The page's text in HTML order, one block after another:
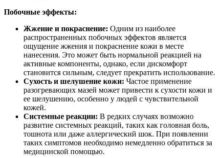
Побочные эффекты:
Жжение и покраснение: Одним из наиболее
распространенных побочных эффектов является
ощущение жжения и покраснение кожи в месте
нанесения. Это может быть нормальной реакцией на
активные компоненты, однако, если дискомфорт
становится сильным, следует прекратить использование.
Сухость и шелушение кожи: Частое применение
разогревающих мазей может привести к сухости кожи и
ее шелушению, особенно у людей с чувствительной
кожей.
Системные реакции: В редких случаях возможно
развитие системных реакций, таких как головная боль,
тошнота или даже аллергический шок. При появлении
таких симптомов необходимо немедленно обратиться за
медицинской помощью.